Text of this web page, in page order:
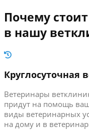
Почему
в нашу
Круглосуточная
Ветеринары
придут на помощь
виды ветеринарных
на дому и в